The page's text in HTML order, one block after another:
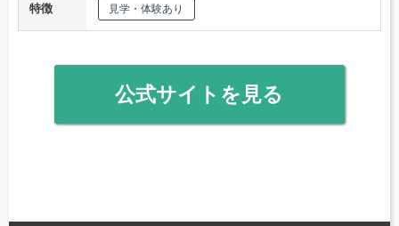
特徴 見学・体験あり
公式サイトを見る